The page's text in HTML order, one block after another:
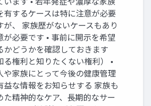
有するケースは特に注意が必要
が、 家族歴がないケースもあり
が必要です • 事前に開⽰を希望
かどうかを確認しておきます
る権利と知りたくない権利） •
や家族にとって今後の健康管理
益な情報をお知らせする 家族も
た精神的なケア、⻑期的なサー